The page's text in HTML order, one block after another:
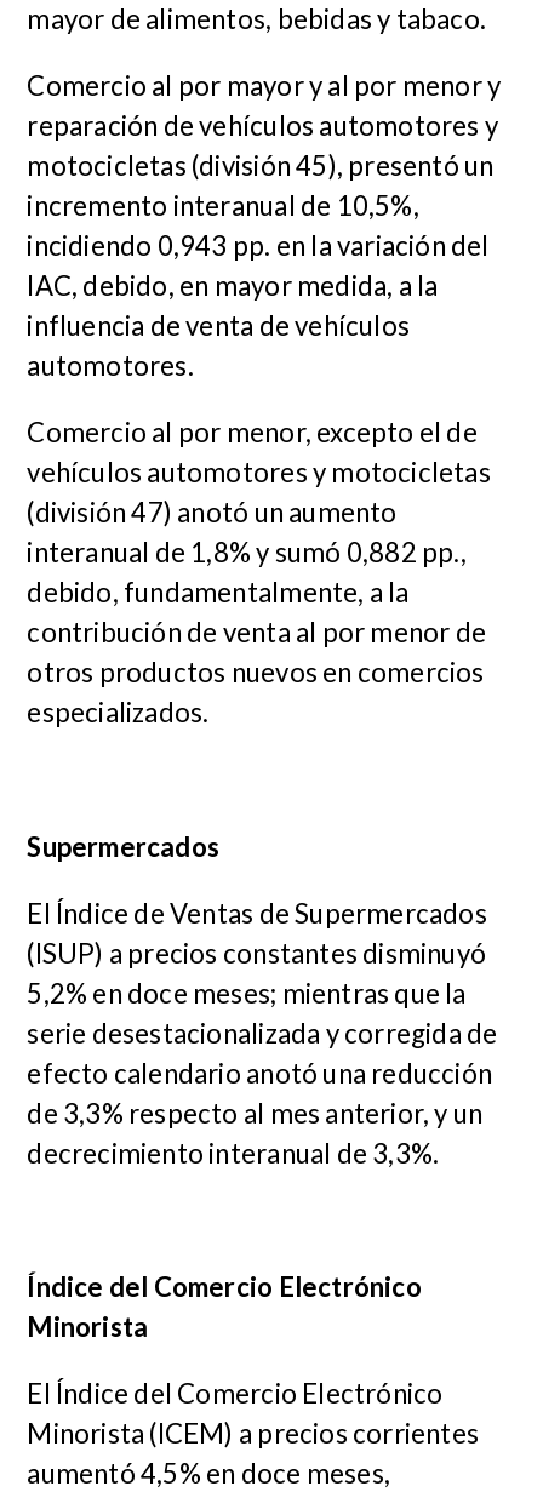
mayor de alimentos, bebidas y tabaco.
Comercio al por mayor y al por menor y
reparación de vehículos automotores y
motocicletas (división 45), presentó un
incremento interanual de 10,5%,
incidiendo 0,943 pp. en la variación del
IAC, debido, en mayor medida, a la
influencia de venta de vehículos
automotores.
Comercio al por menor, excepto el de
vehículos automotores y motocicletas
(división 47) anotó un aumento
interanual de 1,8%y sumó 0,882 pp.,
debido, fundamentalmente, a la
contribución de venta al por menor de
otros productos nuevos en comercios
especializados.
Supermercados
El Índice de Ventas de Supermercados
(ISUP) a precios constantes disminuyó
5,2% en doce meses; mientras que la
serie desestacionalizada y corregida de
efecto calendario anotó una reducción
de 3,3% respecto al mes anterior, y un
decrecimiento interanual de 3,3%.
Índice del Comercio Electrónico
Minorista
El Índice del Comercio Electrónico
Minorista (ICEM) a precios corrientes
aumentó 4,5% en doce meses,